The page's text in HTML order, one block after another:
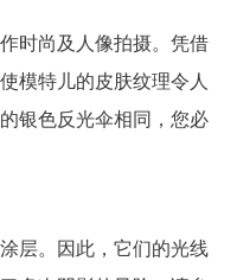
时尚及人像拍摄。凭借
模特儿的皮肤纹理令人
银色反光伞相同，您必
层。因此，它们的光线